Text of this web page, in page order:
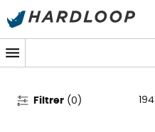
Promos d'été 🔥 -5 %
Doudounes Rab
Filtrer (0 ) 194